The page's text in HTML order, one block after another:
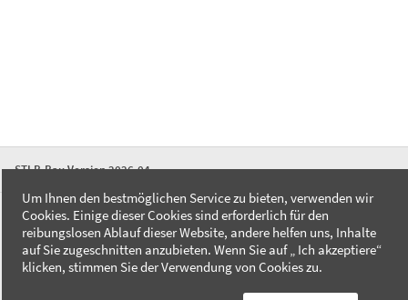
STLB-Bau Version 2026-04
FAQ
Kontakt
Datenschutzerklärung
Um Ihnen den bestmöglichen Service zu bieten, verwenden wir
Cookies. Einige dieser Cookies sind erforderlich für den
reibungslosen Ablauf dieser Website, andere helfen uns, Inhalte
auf Sie zugeschnitten anzubieten. Wenn Sie auf „ Ich akzeptiere“
klicken, stimmen Sie der Verwendung von Cookies zu.